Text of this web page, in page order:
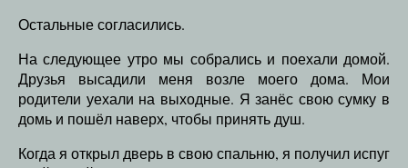
Остальные согласились.
На следующее утро мы собрались и поехали домой.
Друзья высадили меня возле моего дома. Мои
родители уехали на выходные. Я занёс свою сумку в
домь и пошёл наверх, чтобы принять душ.
Когда я открыл дверь в свою спальню, я получил испуг